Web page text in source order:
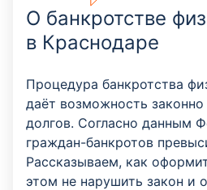
О банкротстве
в Краснодаре
Процедура банкротства
даёт возможность законно
долгов. Согласно данным
граждан-банкротов
Рассказываем, как
этом не нарушить закон и